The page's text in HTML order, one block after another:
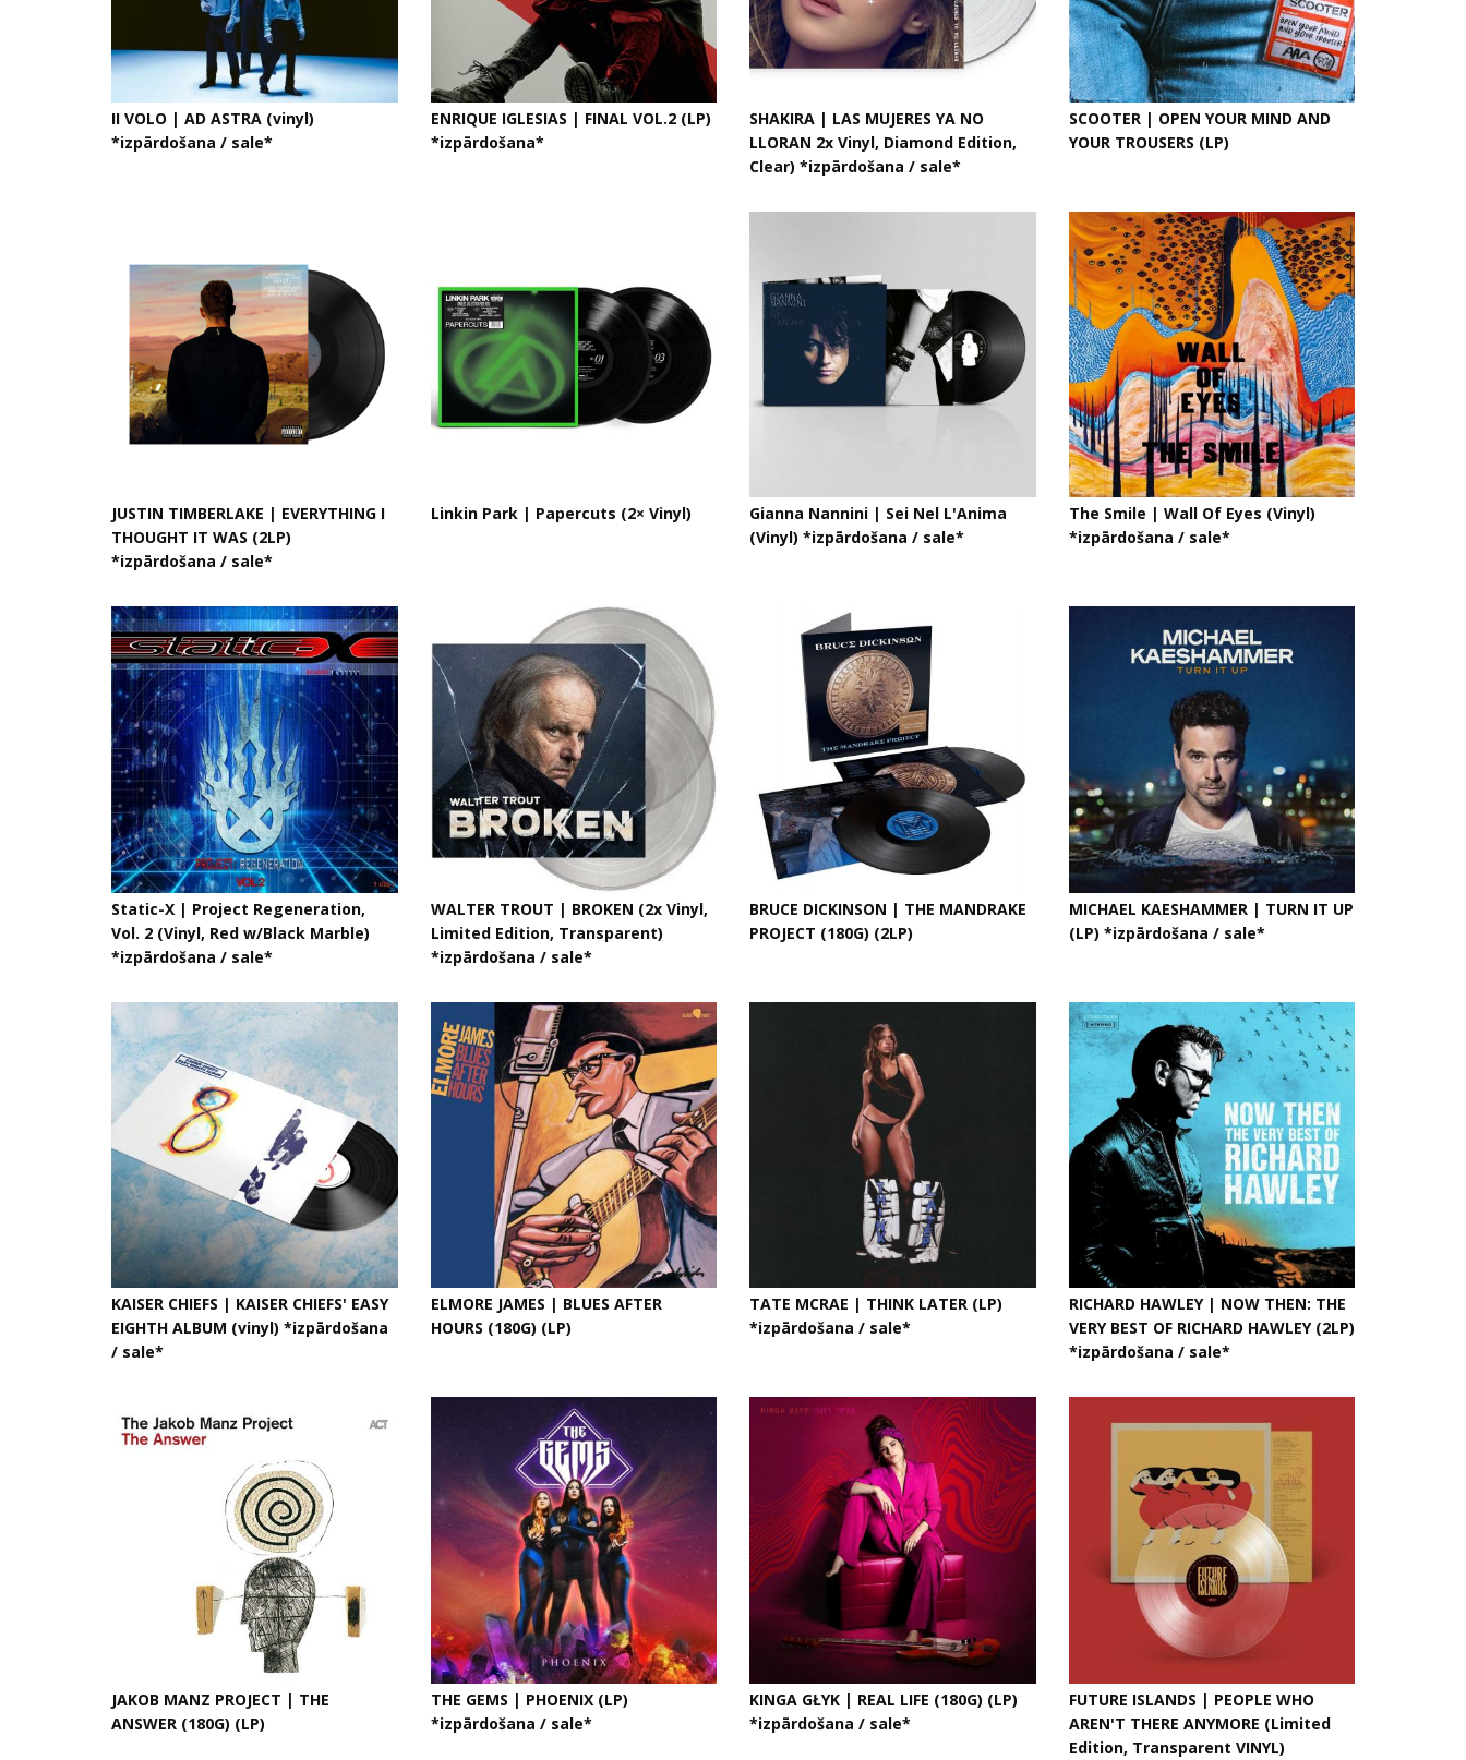
II VOLO | AD ASTRA (vinyl)
*izpārdošana / sale*
ENRIQUE IGLESIAS | FINAL VOL.2 (LP)
*izpārdošana*
SHAKIRA | LAS MUJERES YA NO
LLORAN 2x Vinyl, Diamond Edition,
Clear) *izpārdošana / sale*
SCOOTER | OPEN YOUR MIND AND
YOUR TROUSERS (LP)
JUSTIN TIMBERLAKE | EVERYTHING I
THOUGHT IT WAS (2LP)
*izpārdošana / sale*
Linkin Park ‎| Papercuts (2× Vinyl)
Gianna Nannini | Sei Nel L'Anima
(Vinyl) *izpārdošana / sale*
The Smile | Wall Of Eyes (Vinyl)
*izpārdošana / sale*
Static-X | Project Regeneration,
Vol. 2 (Vinyl, Red w/Black Marble)
*izpārdošana / sale*
WALTER TROUT | BROKEN (2x Vinyl,
Limited Edition, Transparent)
*izpārdošana / sale*
BRUCE DICKINSON | THE MANDRAKE
PROJECT (180G) (2LP)
MICHAEL KAESHAMMER | TURN IT UP
(LP) *izpārdošana / sale*
KAISER CHIEFS | KAISER CHIEFS' EASY
EIGHTH ALBUM (vinyl) *izpārdošana
/ sale*
ELMORE JAMES | BLUES AFTER
HOURS (180G) (LP)
TATE MCRAE | THINK LATER (LP)
*izpārdošana / sale*
RICHARD HAWLEY | NOW THEN: THE
VERY BEST OF RICHARD HAWLEY (2LP)
*izpārdošana / sale*
JAKOB MANZ PROJECT | THE
ANSWER (180G) (LP)
THE GEMS | PHOENIX (LP)
*izpārdošana / sale*
KINGA GŁYK | REAL LIFE (180G) (LP)
*izpārdošana / sale*
FUTURE ISLANDS | PEOPLE WHO
AREN'T THERE ANYMORE (Limited
Edition, Transparent VINYL)